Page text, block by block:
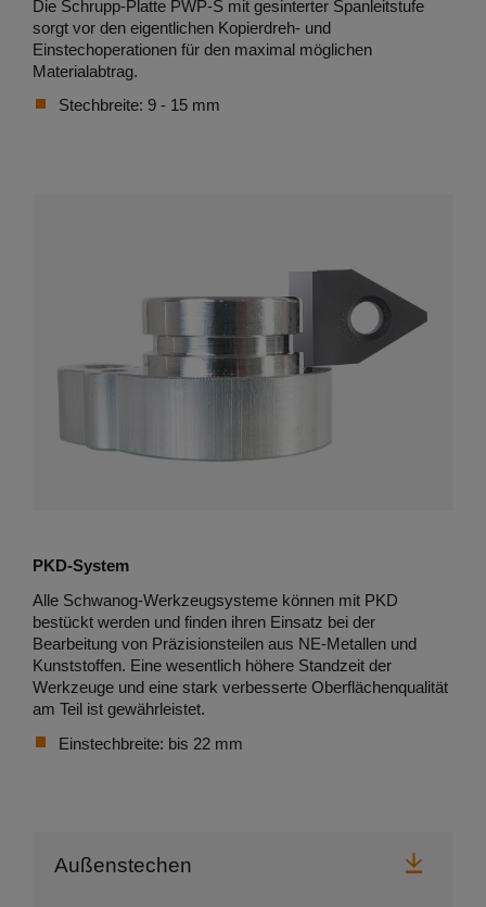
Die Schrupp-Platte PWP-S mit gesinterter Spanleitstufe
sorgt vor den eigentlichen Kopierdreh- und
Einstechoperationen für den maximal möglichen
Materialabtrag.
Stechbreite: 9 - 15 mm
PKD-System
Alle Schwanog-Werkzeugsysteme können mit PKD
bestückt werden und finden ihren Einsatz bei der
Bearbeitung von Präzisionsteilen aus NE-Metallen und
Kunststoffen. Eine wesentlich höhere Standzeit der
Werkzeuge und eine stark verbesserte Oberflächenqualität
am Teil ist gewährleistet.
Einstechbreite: bis 22 mm
Außenstechen